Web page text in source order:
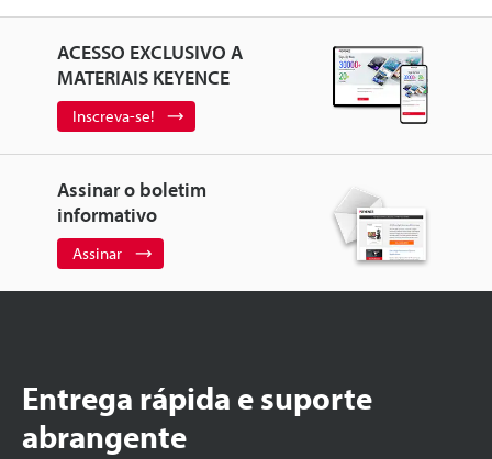
ACESSO EXCLUSIVO A
MATERIAIS KEYENCE
Inscreva-se!
Assinar o boletim
informativo
Assinar
Entrega rápida e suporte
abrangente